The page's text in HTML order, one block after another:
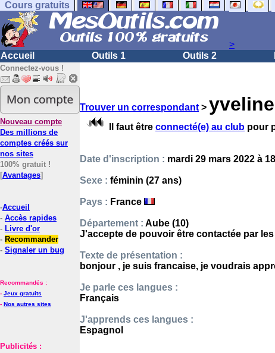
Cours gratuits
>
Accueil
Outils 1 Outils 2
Connectez-vous !
Nouveau compte
Des millions de
comptes créés sur
nos sites
100% gratuit !
[Avantages]
-Accueil
- Accès rapides
- Livre d'or
- Recommander
- Signaler un bug
Recommandés :
- Jeux gratuits
- Nos autres sites
Publicités :
Trouver un correspondant >
Il faut être connecté(e) au club pour
Date d'inscription : mardi 29 mars 2022 à
Sexe : féminin (27 ans)
Pays : France
Département : Aube (10)
J'accepte de pouvoir être contactée par
Texte de présentation :
bonjour , je suis francaise, je voudrais
Je parle ces langues :
Français
J'apprends ces langues :
Espagnol